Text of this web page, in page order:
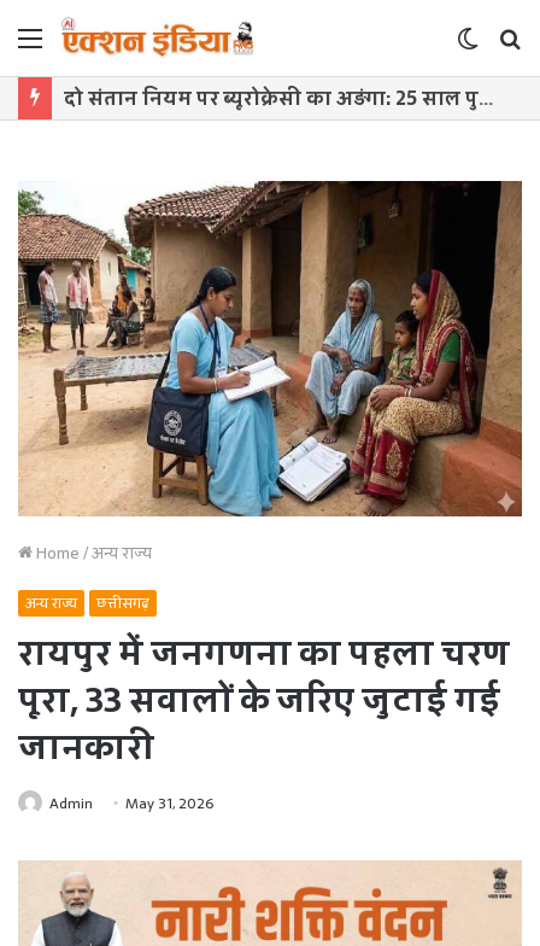
Menu
Switch
skin
दो संतान नियम पर ब्यूरोक्रेसी का अड़ंगा: 25 साल पुराना नियम खत्म करने में देरी, CM के निर्देश भी बेअसर
Home/अन्य राज्य
अन्य राज्य छत्तीसगढ़
रायपुर में जनगणना का पहला चरण
पूरा, 33 सवालों के जरिए जुटाई गई
जानकारी
Admin May 31, 2026